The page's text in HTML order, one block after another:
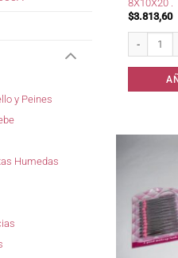
y Peines
Humedas
8X10X20 .
$3.813,60